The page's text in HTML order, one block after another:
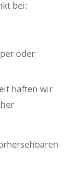
bei:
oder
haften wir